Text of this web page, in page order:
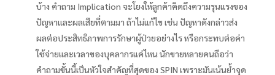
บ้าง คำถาม Implication จะโยงให้ลูกค้าคิดถึงความรุนแรงของ
ปัญหาและผลเสียที่ตามมา ถ้าไม่แก้ไข เช่น ปัญหาดังกล่าวส่ง
ผลต่อประสิทธิภาพการรักษาผู้ป่วยอย่างไร หรือกระทบต่อค่า
ใช้จ่ายและเวลาของบุคลากรแค่ไหน นักขายหลายคนถือว่า
คำถามขั้นนี้เป็นหัวใจสำคัญที่สุดของ SPIN เพราะมันเน้นย้ำจุด